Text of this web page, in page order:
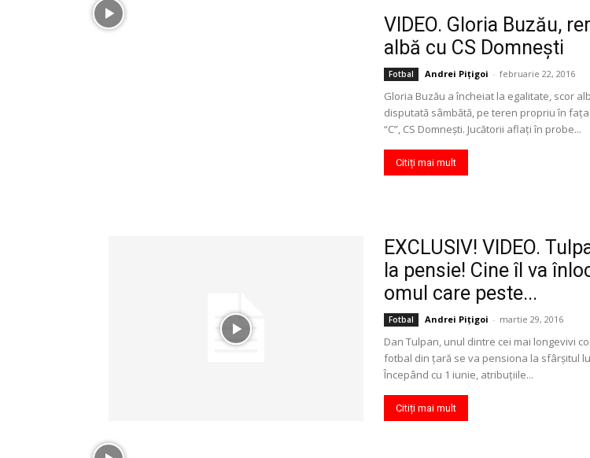
VIDEO. Gloria Buzău,
albă cu CS Domneşti
Fotbal Andrei Pițigoi - februarie 22, 2016
Gloria Buzău a încheiat la egalitate, scor
disputată sâmbătă, pe teren propriu în
“C”, CS Domneşti. Jucătorii aflaţi în probe...
Citiți mai mult
EXCLUSIV! VIDEO.
la pensie! Cine îl va
omul care peste...
Fotbal Andrei Pițigoi - martie 29, 2016
Dan Tulpan, unul dintre cei mai longevivi
fotbal din ţară se va pensiona la sfârşitul
Începând cu 1 iunie, atribuţiile...
Citiți mai mult